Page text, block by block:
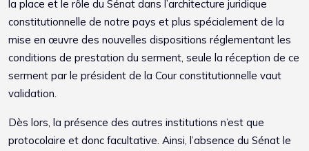
la place et le rôle du Sénat dans l’architecture juridique
constitutionnelle de notre pays et plus spécialement de la
mise en œuvre des nouvelles dispositions réglementant les
conditions de prestation du serment, seule la réception de ce
serment par le président de la Cour constitutionnelle vaut
validation.
Dès lors, la présence des autres institutions n’est que
protocolaire et donc facultative. Ainsi, l’absence du Sénat le